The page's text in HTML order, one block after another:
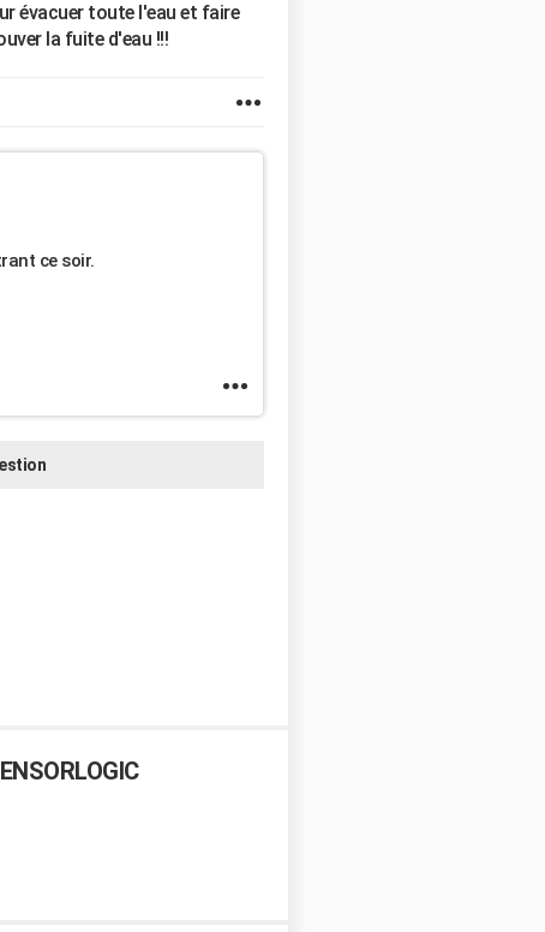
évacuer toute l'eau et faire
la fuite d'eau !!!
ce soir.